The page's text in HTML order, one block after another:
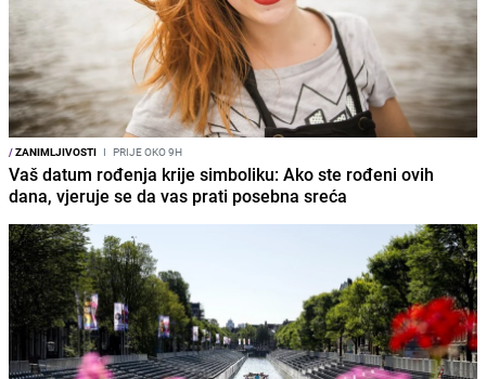
/ZANIMLJIVOSTI I PRIJE OKO 9H
Vaš datum rođenja krije simboliku: Ako ste rođeni ovih
dana, vjeruje se da vas prati posebna sreća